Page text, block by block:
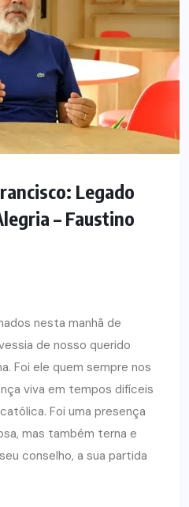
Legado
– Faustino
nesta manhã de
de nosso querido
Foi ele quem sempre nos
viva em tempos difíceis
Foi uma presença
mas também terna e
conselho, a sua partida